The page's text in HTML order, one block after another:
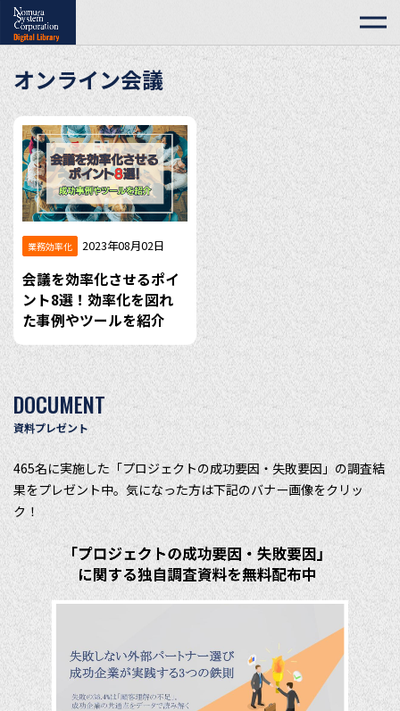
オンライン会議
業務効率化 2023年08月02日
会議を効率化させるポイ
ント8選！効率化を図れ
た事例やツールを紹介
DOCUMENT
資料プレゼント
465名に実施した「プロジェクトの成功要因・失敗要因」の調査結
果をプレゼント中。気になった方は下記のバナー画像をクリッ
ク！